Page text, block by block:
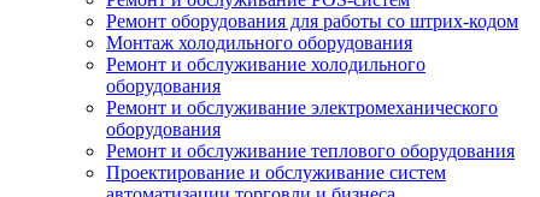
Ремонт оборудования для работы со штрих-кодом
Монтаж холодильного оборудования
Ремонт и обслуживание холодильного
оборудования
Ремонт и обслуживание электромеханического
оборудования
Ремонт и обслуживание теплового оборудования
Проектирование и обслуживание систем